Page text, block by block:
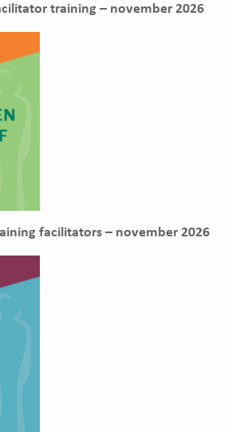
training – november 2026
facilitators – november 2026